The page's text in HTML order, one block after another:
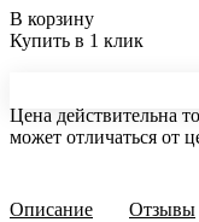
В корзину
Купить в 1 клик
Цена действительна
может отличаться от
Описание Отзывы